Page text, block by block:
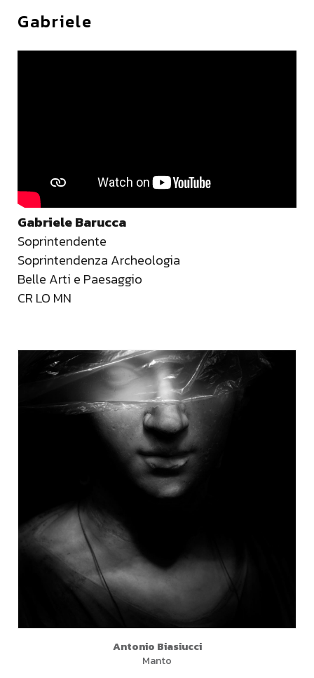
Gabriele
Gabriele Barucca
Soprintendente
Soprintendenza Archeologia
Belle Arti e Paesaggio
CR LO MN
Antonio Biasiucci
Manto